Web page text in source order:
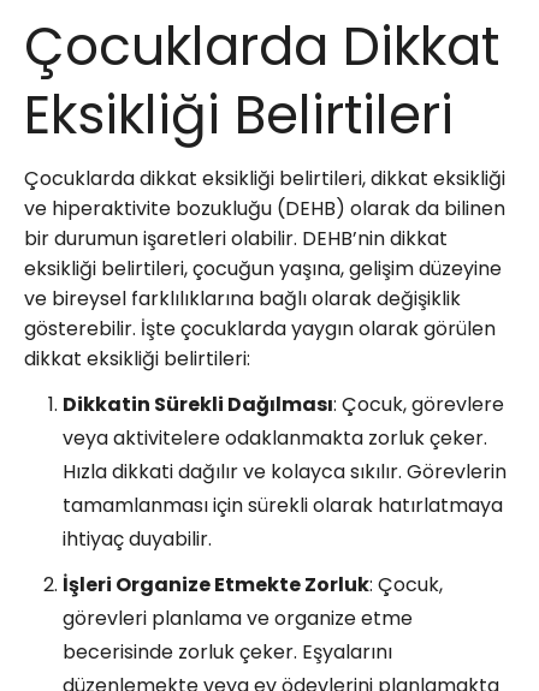
Çocuklarda Dikkat
Eksikliği Belirtileri
Çocuklarda dikkat eksikliği belirtileri, dikkat eksikliği
ve hiperaktivite bozukluğu (DEHB) olarak da bilinen
bir durumun işaretleri olabilir. DEHB’nin dikkat
eksikliği belirtileri, çocuğun yaşına, gelişim düzeyine
ve bireysel farklılıklarına bağlı olarak değişiklik
gösterebilir. İşte çocuklarda yaygın olarak görülen
dikkat eksikliği belirtileri:
Dikkatin Sürekli Dağılması: Çocuk, görevlere
veya aktivitelere odaklanmakta zorluk çeker.
Hızla dikkati dağılır ve kolayca sıkılır. Görevlerin
tamamlanması için sürekli olarak hatırlatmaya
ihtiyaç duyabilir.
İşleri Organize Etmekte Zorluk: Çocuk,
görevleri planlama ve organize etme
becerisinde zorluk çeker. Eşyalarını